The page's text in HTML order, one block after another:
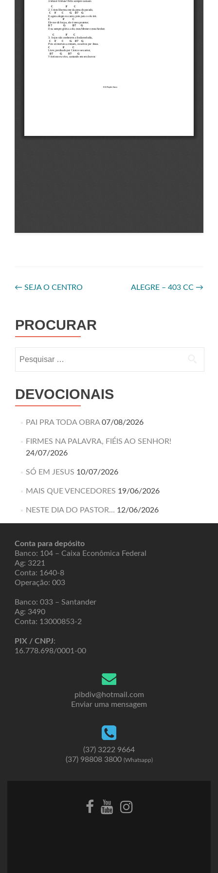
← SEJA O CENTRO ALEGRE – 403 CC →
PROCURAR
DEVOCIONAIS
PAI PRA TODA OBRA 07/08/2026
FIRMES NA PALAVRA, FIÉIS AO SENHOR!
24/07/2026
SÓ EM JESUS 10/07/2026
MAIS QUE VENCEDORES 19/06/2026
NESTE DIA DO PASTOR… 12/06/2026
Conta para depósito
Banco: 104 – Caixa Econômica Federal
Ag: 3221
Conta: 1640-8
Operação: 003
Banco: 033 – Santander
Ag: 3490
Conta: 13000853-2
PIX / CNPJ:
16.778.698/0001-00
pibdiv@hotmail.com
Enviar uma mensagem
(37) 3222 9664
(37) 98808 3800 (Whatsapp)